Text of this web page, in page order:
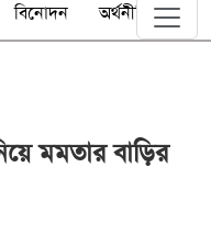
বিনোদন অর্থনীতি
মমতার বাড়ির